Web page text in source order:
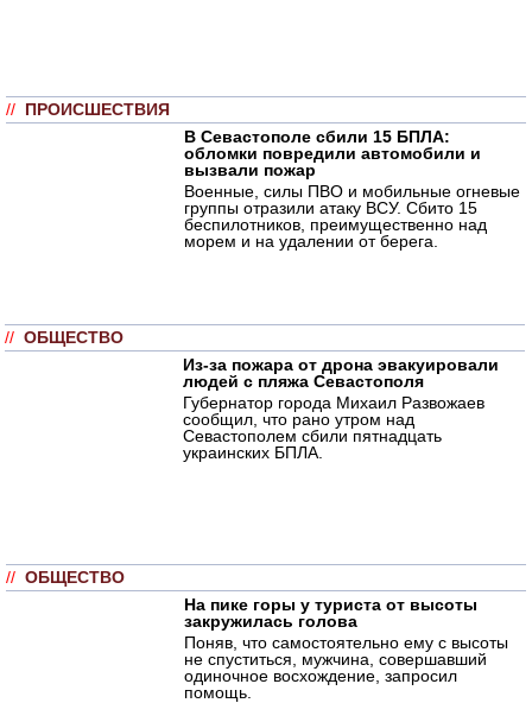
// ПРОИСШЕСТВИЯ
В Севастополе сбили 15 БПЛА:
обломки повредили автомобили и
вызвали пожар
Военные, силы ПВО и мобильные огневые
группы отразили атаку ВСУ. Сбито 15
беспилотников, преимущественно над
морем и на удалении от берега.
// ОБЩЕСТВО
Из-за пожара от дрона эвакуировали
людей с пляжа Севастополя
Губернатор города Михаил Развожаев
сообщил, что рано утром над
Севастополем сбили пятнадцать
украинских БПЛА.
// ОБЩЕСТВО
На пике горы у туриста от высоты
закружилась голова
Поняв, что самостоятельно ему с высоты
не спуститься, мужчина, совершавший
одиночное восхождение, запросил
помощь.